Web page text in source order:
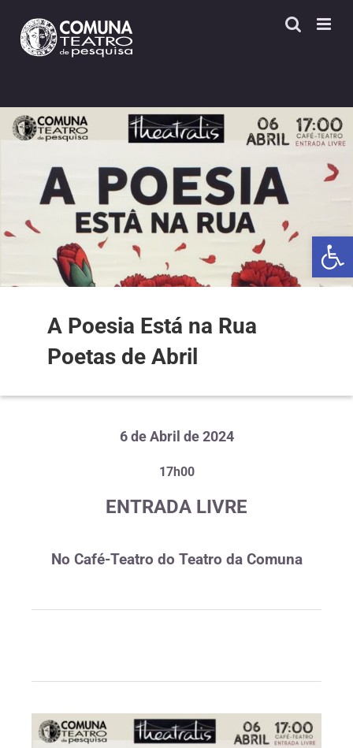
content
A Poesia Está na Rua
Poetas de Abril
6 de Abril de 2024
17h00
ENTRADA LIVRE
No Café-Teatro do Teatro da Comuna